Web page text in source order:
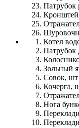
Патрубок
Котел
Патрубок
Зольный
Совок, шт
Кочерга,
Нога